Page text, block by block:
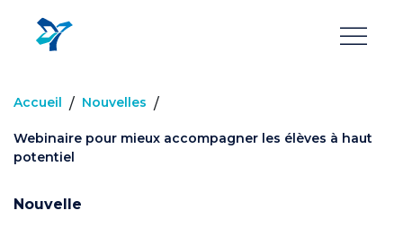
contenu
Accueil / Nouvelles /
Webinaire pour mieux accompagner les élèves à haut
potentiel
Nouvelle